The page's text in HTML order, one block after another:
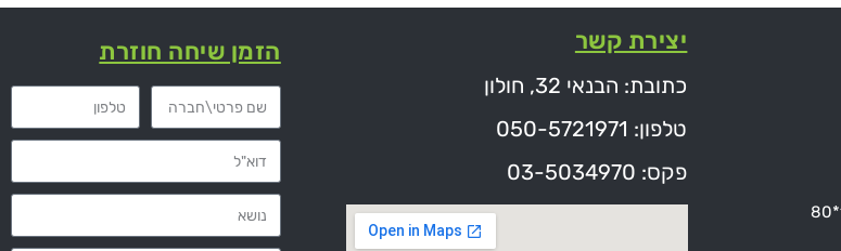
יצירת קשר
כתובת: הבנאי 32, חולון
טלפון: 050-5721971
פקס: 03-5034970
הזמן שיחה חוזרת